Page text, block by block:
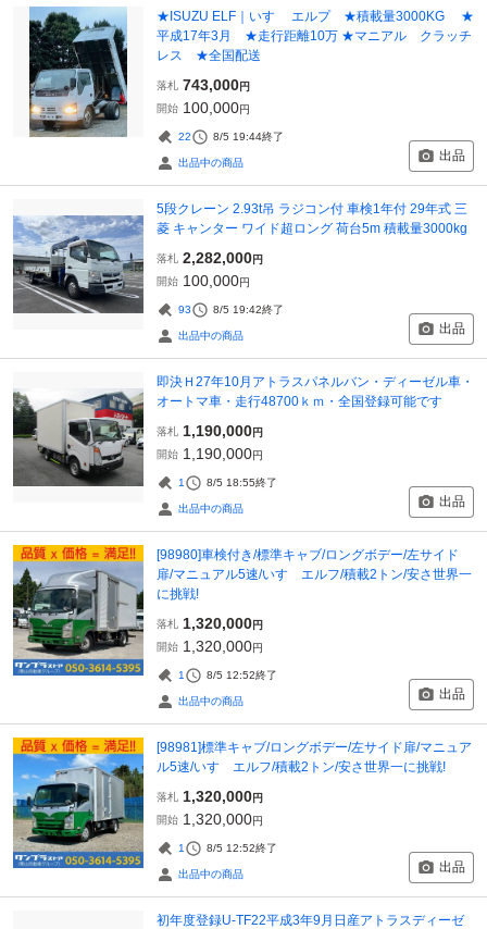
★ISUZU ELF｜いすゞ エルプ ★積載量3000KG ★
平成17年3月 ★走行距離10万 ★マニアル クラッチ
レス ★全国配送
落札 743,000円
開始 100,000円
22 8/5 19:44終了
出品中の商品 出品
5段クレーン 2.93t吊 ラジコン付 車検1年付 29年式 三
菱 キャンター ワイド超ロング 荷台5m 積載量3000kg
落札 2,282,000円
開始 100,000円
93 8/5 19:42終了
出品中の商品 出品
即決Ｈ27年10月アトラスパネルバン・ディーゼル車・
オートマ車・走行48700ｋｍ・全国登録可能です
落札 1,190,000円
開始 1,190,000円
1 8/5 18:55終了
出品中の商品 出品
[98980]車検付き/標準キャブ/ロングボデー/左サイド
扉/マニュアル5速/いすゞエルフ/積載2トン/安さ世界一
に挑戦!
落札 1,320,000円
開始 1,320,000円
1 8/5 12:52終了
出品中の商品 出品
[98981]標準キャブ/ロングボデー/左サイド扉/マニュア
ル5速/いすゞエルフ/積載2トン/安さ世界一に挑戦!
落札 1,320,000円
開始 1,320,000円
1 8/5 12:52終了
出品中の商品 出品
初年度登録U-TF22平成3年9月日産アトラスディーゼ